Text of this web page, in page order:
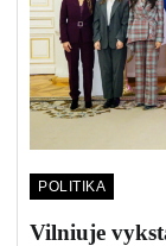
POLITIKA
Vilniuje